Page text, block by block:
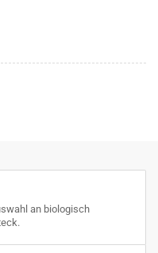
an biologisch